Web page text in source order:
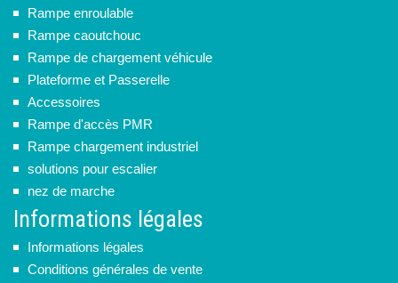
Rampe enroulable
Rampe caoutchouc
Rampe de chargement véhicule
Plateforme et Passerelle
Accessoires
Rampe d'accès PMR
Rampe chargement industriel
solutions pour escalier
nez de marche
Informations légales
Informations légales
Conditions générales de vente